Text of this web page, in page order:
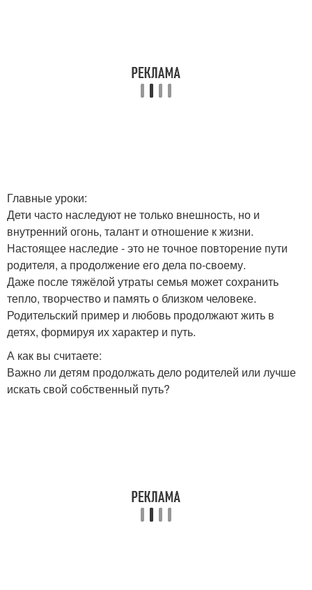
Главные уроки:
Дети часто наследуют не только внешность, но и
внутренний огонь, талант и отношение к жизни.
Настоящее наследие - это не точное повторение пути
родителя, а продолжение его дела по-своему.
Даже после тяжёлой утраты семья может сохранить
тепло, творчество и память о близком человеке.
Родительский пример и любовь продолжают жить в
детях, формируя их характер и путь.
А как вы считаете:
Важно ли детям продолжать дело родителей или лучше
искать свой собственный путь?